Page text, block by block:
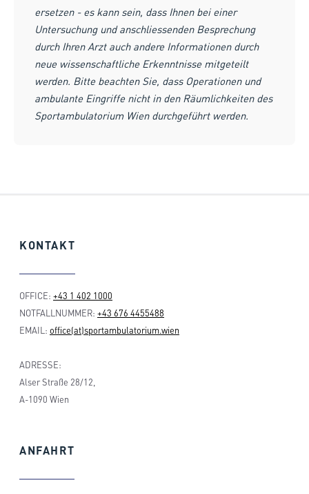
ersetzen - es kann sein, dass Ihnen bei einer
Untersuchung und anschliessenden Besprechung
durch Ihren Arzt auch andere Informationen durch
neue wissenschaftliche Erkenntnisse mitgeteilt
werden. Bitte beachten Sie, dass Operationen und
ambulante Eingriffe nicht in den Räumlichkeiten des
Sportambulatorium Wien durchgeführt werden.
KONTAKT
OFFICE: +43 1 402 1000
NOTFALLNUMMER: +43 676 4455488
EMAIL: office(at)sportambulatorium.wien
ADRESSE:
Alser Straße 28/12,
A-1090 Wien
ANFAHRT